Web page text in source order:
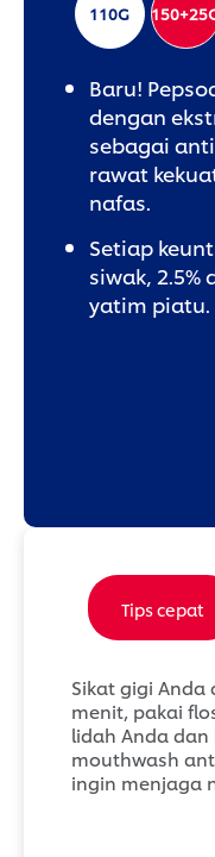
110G
Baru!
dengan
sebagai
rawat
nafas.
Setiap
siwak,
yatim piatu.
Tips cepat
Sikat gigi Anda
menit, pakai
lidah Anda
mouthwash
ingin menjaga